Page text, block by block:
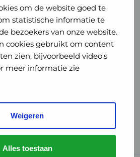
om de website goed te
statistische informatie te
bezoekers van onze website.
cookies gebruikt om content
zien, bijvoorbeeld video's
meer informatie zie
Weigeren
Alles toestaan
media